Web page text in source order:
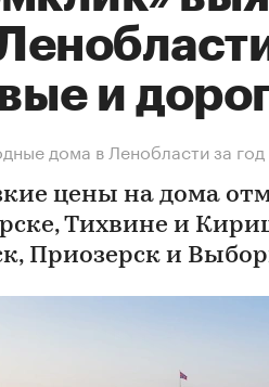
и
дома в Ленобласти за год
цены на дома
Тихвине и
Приозерск и